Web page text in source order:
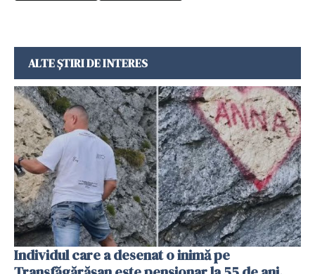
ALTE ȘTIRI DE INTERES
Individul care a desenat o inimă pe